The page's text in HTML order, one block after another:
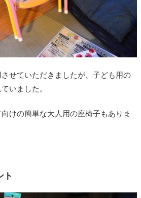
せていただきましたが、子ども用の
いました。
けの簡単な大人用の座椅子もありま
ト